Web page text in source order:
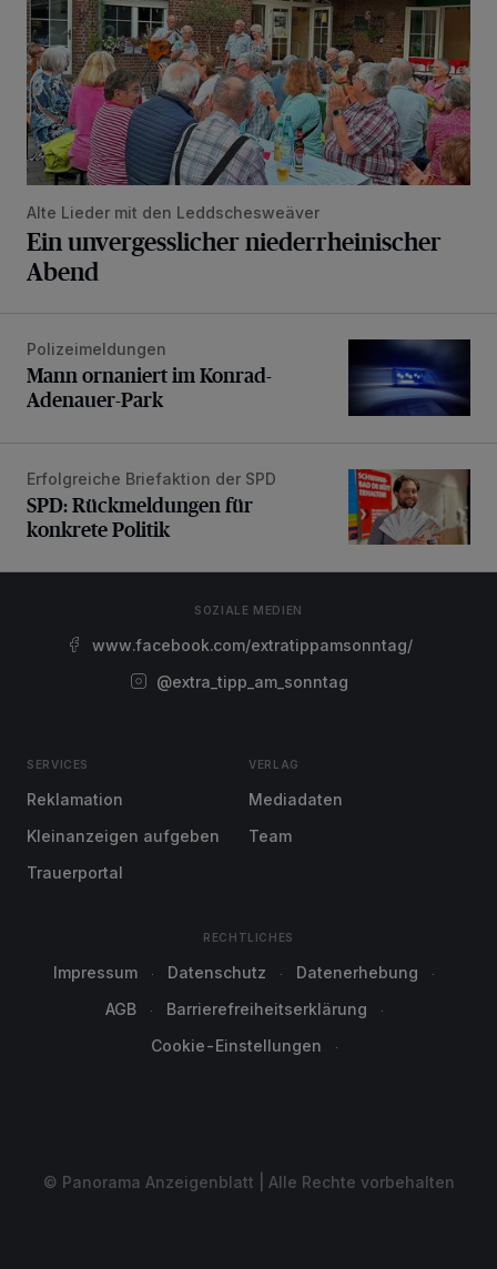
Alte Lieder mit den Leddschesweäver
Ein unvergesslicher niederrheinischer
Abend
Mann ornaniert im Konrad-Adenauer-Park
Polizeimeldungen
Mann ornaniert im Konrad-
Adenauer-Park
SPD: Rückmeldungen für konkrete Politik
Erfolgreiche Briefaktion der SPD
SPD: Rückmeldungen für
konkrete Politik
SOZIALE MEDIEN
www.facebook.com/extratippamsonntag/
@extra_tipp_am_sonntag
SERVICES
Reklamation
Kleinanzeigen aufgeben
Trauerportal
VERLAG
Mediadaten
Team
RECHTLICHES
Impressum Datenschutz
Datenerhebung
AGB
Barrierefreiheitserklärung
Cookie-Einstellungen
© Panorama Anzeigenblatt | Alle Rechte vorbehalten